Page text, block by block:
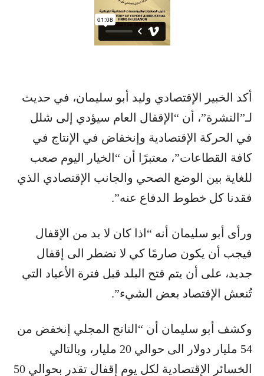
أكد الخبير ​الإقتصاد​ي ​وليد أبو سليمان​، في حديث
لـ”النشرة”، أن “​الإقفال​ العام سيؤدي إلى شلل
في الحركة الإقتصادية وإنخفاض في الإنتاج في
كافة القطاعات”، معتبرًا أن “الخيار اليوم صعب
للغاية بين الوضع الصحي والجانب الإقتصادي الذي
فقدنا كل خطوط الدفاع عنه”.
ورأى أبو سليمان أنه “اذا كان لا بد من الإقفال
فيجب أن يكون صارمًا كي لا نضطر الى إقفال
جديد، على أن يتم فتح البلد قبل فترة الأعياد التي
تُنعش الإقتصاد بعض الشيء”.
وكشف أبو سليمان أن “الناتج المجلي إنخفض من
54 مليار ​دولار​ الى حوالي 20 مليار، وبالتالي
الخسائر الإقتصادية لكل يوم إقفال تقدر بحوالي 50